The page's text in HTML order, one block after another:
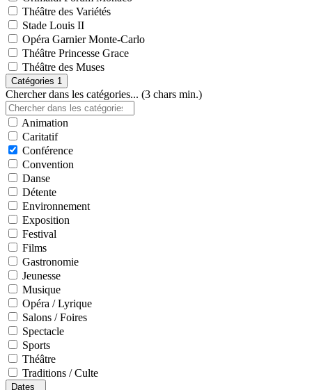
Théâtre des Variétés
Stade Louis II
Opéra Garnier Monte-Carlo
Théâtre Princesse Grace
Théâtre des Muses
Catégories 1
Chercher dans les catégories... (3 chars min.)
Animation
Caritatif
Conférence
Convention
Danse
Détente
Environnement
Exposition
Festival
Films
Gastronomie
Jeunesse
Musique
Opéra / Lyrique
Salons / Foires
Spectacle
Sports
Théâtre
Traditions / Culte
Dates